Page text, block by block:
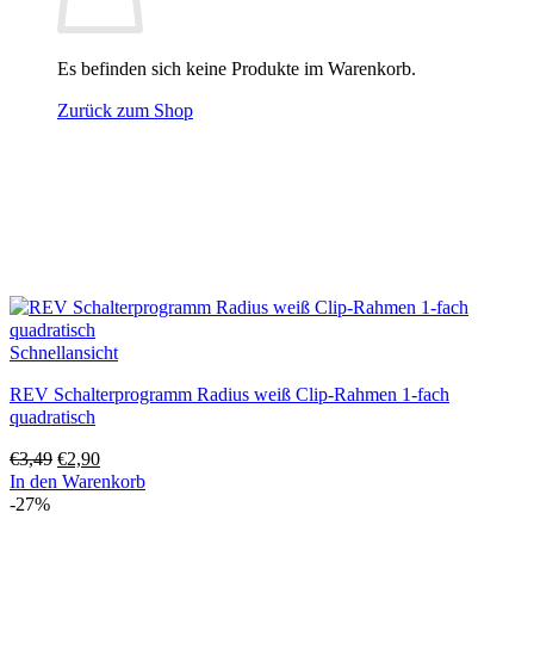
Es befinden sich keine Produkte im Warenkorb.
Zurück zum Shop
Schnellansicht
REV Schalterprogramm Radius weiß Clip-Rahmen 1-fach
quadratisch
€3,49 Ursprünglicher
Preis
€2,90Aktueller
Preis
In den Warenkorb
-27%